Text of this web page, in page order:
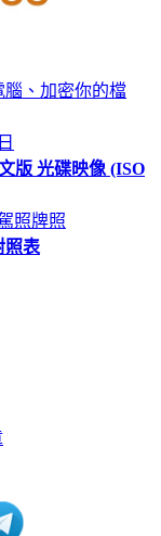
腦、加密你的檔
版 光碟映像 (ISO
照牌照
照表